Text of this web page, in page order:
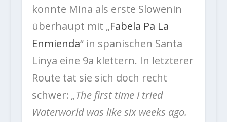
konnte Mina als erste Slowenin
überhaupt mit „Fabela Pa La
Enmienda“ in spanischen Santa
Linya eine 9a klettern. In letzterer
Route tat sie sich doch recht
schwer: „The first time I tried
Waterworld was like six weeks ago.